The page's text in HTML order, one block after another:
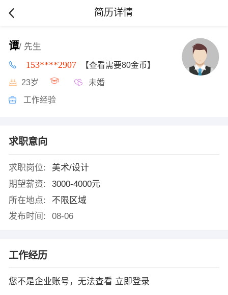
简历详情
谭/ 先生
153****2907 【查看需要80金币】
23岁 未婚
工作经验
求职意向
求职岗位:
美术/设计
期望薪资:
3000-4000元
所在地点:
不限区域
发布时间:
08-06
工作经历
您不是企业账号，无法查看 立即登录